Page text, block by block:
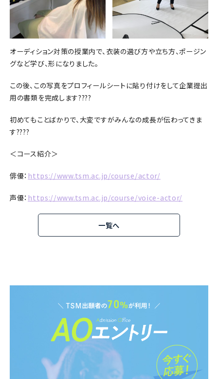
オーディション対策の授業内で、衣装の選び方や立ち方、ポージン
グなど学び、形になりました。
この後、この写真をプロフィールシートに貼り付けをして企業提出
用の書類を完成します????
初めてもことばかりで、大変ですがみんなの成長が伝わってきま
す????
＜コース紹介＞
俳優： https://www.tsm.ac.jp/course/actor/
声優： https://www.tsm.ac.jp/course/voice-actor/
一覧へ